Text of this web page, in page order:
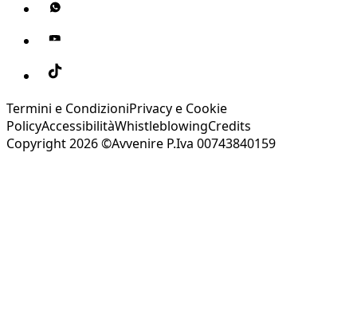
Termini e CondizioniPrivacy e Cookie
PolicyAccessibilitàWhistleblowingCredits
Copyright 2026 ©Avvenire P.Iva 00743840159